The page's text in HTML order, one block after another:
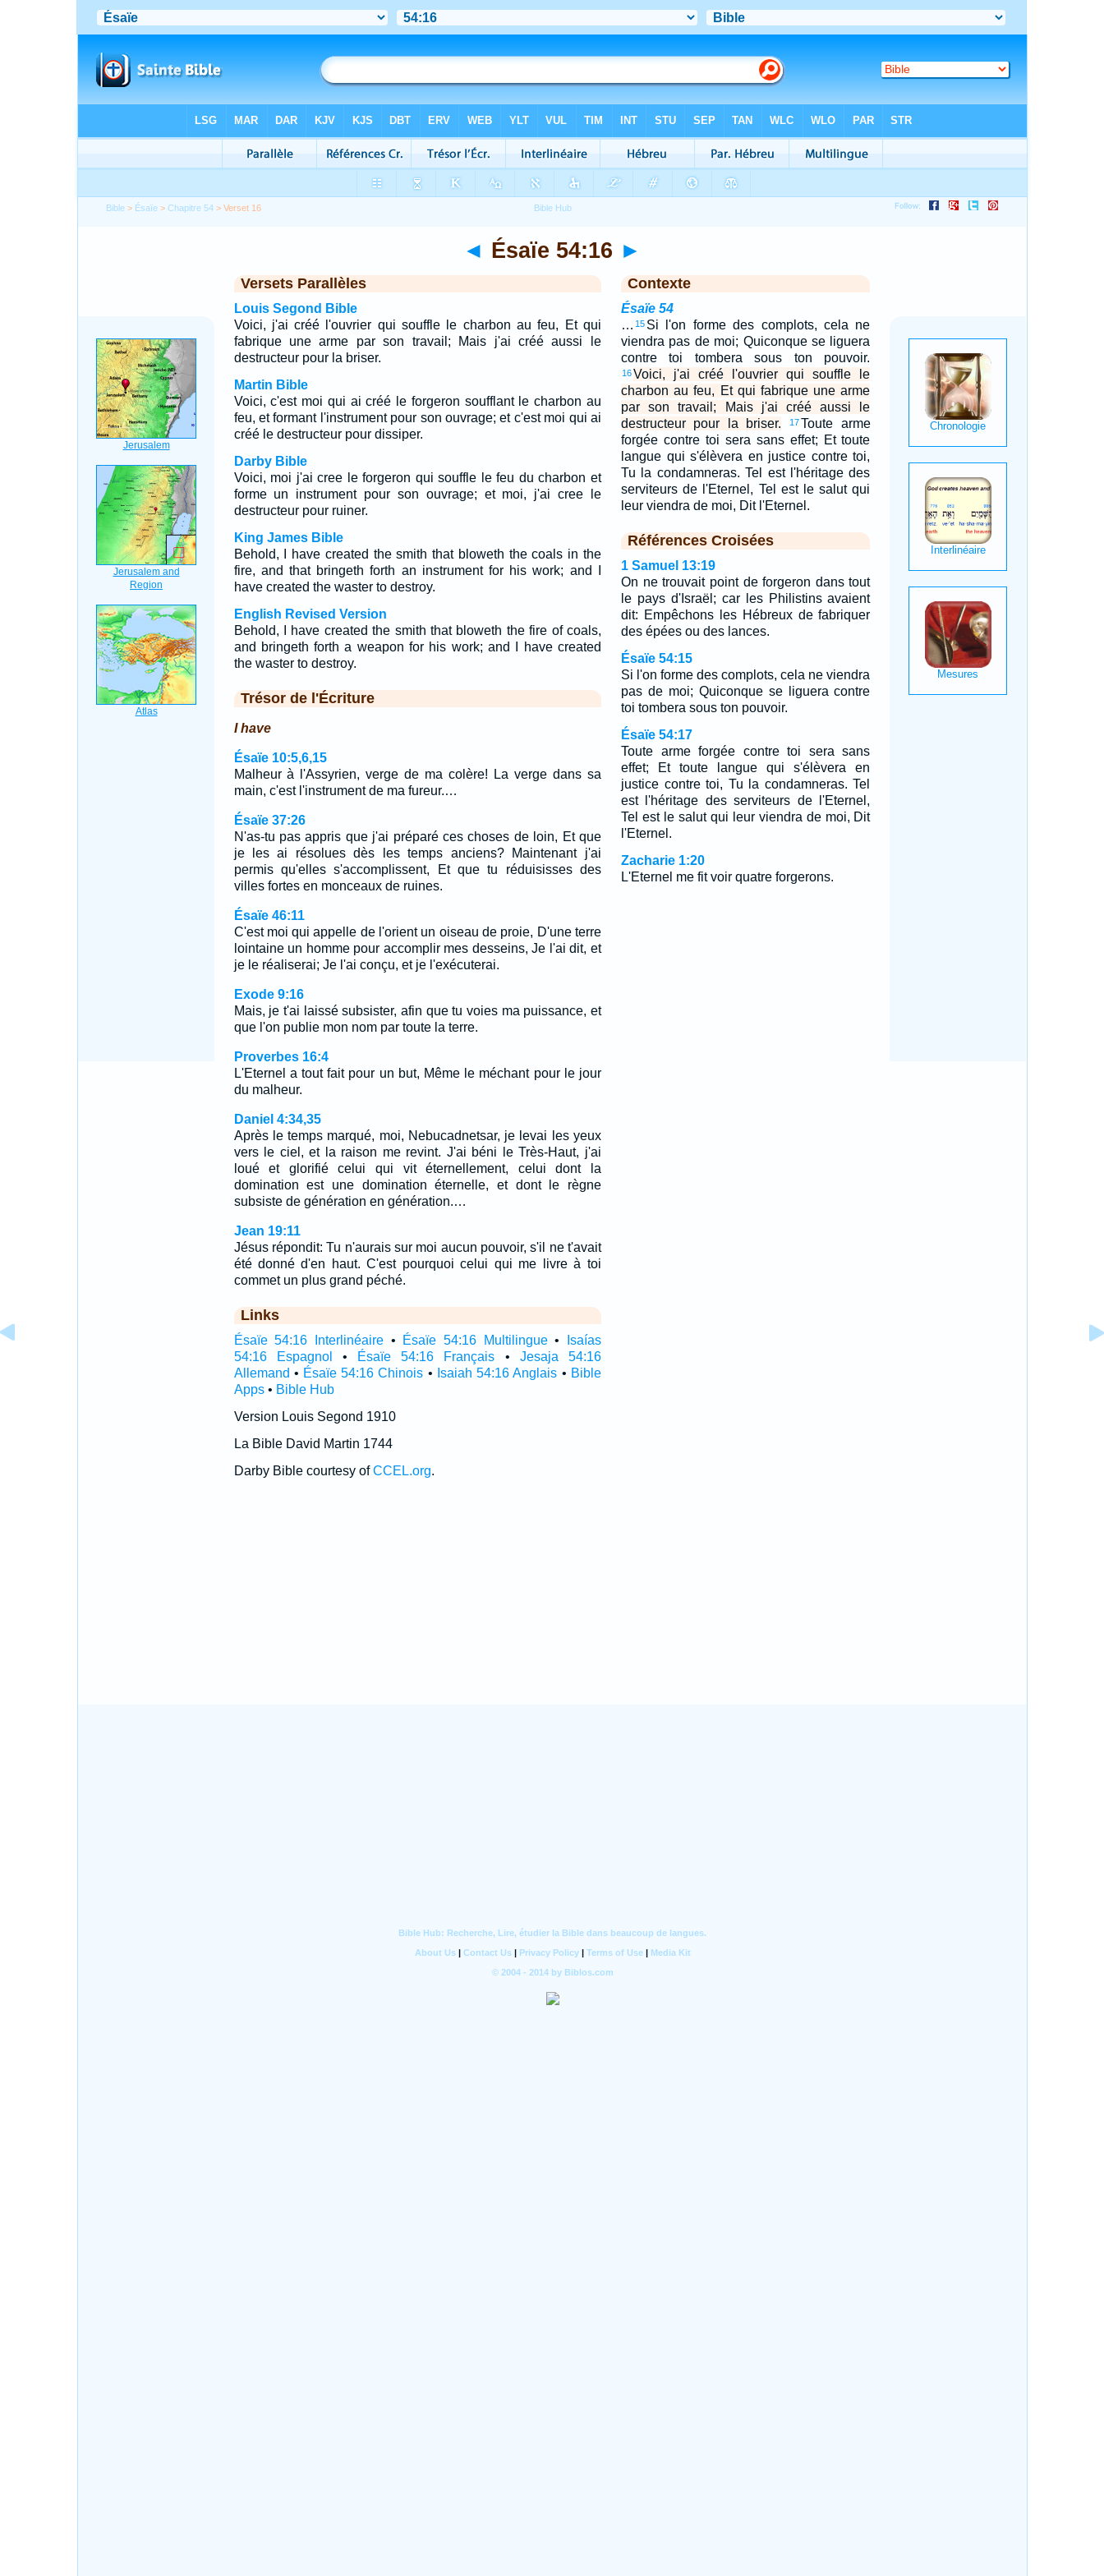
Bible > Ésaïe >Chapitre 54 > Verset 16
◄ Ésaïe 54:16 ►
Versets Parallèles
Louis Segond Bible
Voici, j'ai créé l'ouvrier qui souffle le charbon au feu, Et qui
fabrique une arme par son travail; Mais j'ai créé aussi le
destructeur pour la briser.
Martin Bible
Voici, c'est moi qui ai créé le forgeron soufflant le charbon au
feu, et formant l'instrument pour son ouvrage; et c'est moi qui ai
créé le destructeur pour dissiper.
Darby Bible
Voici, moi j'ai cree le forgeron qui souffle le feu du charbon et
forme un instrument pour son ouvrage; et moi, j'ai cree le
destructeur pour ruiner.
King James Bible
Behold, I have created the smith that bloweth the coals in the
fire, and that bringeth forth an instrument for his work; and I
have created the waster to destroy.
English Revised Version
Behold, I have created the smith that bloweth the fire of coals,
and bringeth forth a weapon for his work; and I have created
the waster to destroy.
Trésor de l'Écriture
I have
Ésaïe 10:5,6,15
Malheur à l'Assyrien, verge de ma colère! La verge dans sa
main, c'est l'instrument de ma fureur.…
Ésaïe 37:26
N'as-tu pas appris que j'ai préparé ces choses de loin, Et que
je les ai résolues dès les temps anciens? Maintenant j'ai
permis qu'elles s'accomplissent, Et que tu réduisisses des
villes fortes en monceaux de ruines.
Ésaïe 46:11
C'est moi qui appelle de l'orient un oiseau de proie, D'une terre
lointaine un homme pour accomplir mes desseins, Je l'ai dit, et
je le réaliserai; Je l'ai conçu, et je l'exécuterai.
Exode 9:16
Mais, je t'ai laissé subsister, afin que tu voies ma puissance, et
que l'on publie mon nom par toute la terre.
Proverbes 16:4
L'Eternel a tout fait pour un but, Même le méchant pour le jour
du malheur.
Daniel 4:34,35
Après le temps marqué, moi, Nebucadnetsar, je levai les yeux
vers le ciel, et la raison me revint. J'ai béni le Très-Haut, j'ai
loué et glorifié celui qui vit éternellement, celui dont la
domination est une domination éternelle, et dont le règne
subsiste de génération en génération.…
Jean 19:11
Jésus répondit: Tu n'aurais sur moi aucun pouvoir, s'il ne t'avait
été donné d'en haut. C'est pourquoi celui qui me livre à toi
commet un plus grand péché.
Links
Ésaïe 54:16 Interlinéaire• Ésaïe 54:16 Multilingue•
Isaías
54:16 Espagnol
• Ésaïe 54:16 Français • Jesaja 54:16
Allemand • Ésaïe 54:16 Chinois • Isaiah 54:16 Anglais • Bible
Apps• Bible Hub
Version Louis Segond 1910
La Bible David Martin 1744
Darby Bible courtesy ofCCEL.org.
Contexte
Ésaïe 54
… 15 Si l'on forme des complots, cela ne
viendra pas de moi; Quiconque se liguera
contre toi tombera sous ton pouvoir.
16Voici, j'ai créé l'ouvrier qui souffle le
charbon au feu, Et qui fabrique une arme
par son travail; Mais j'ai créé aussi le
destructeur pour la briser.
17Toute arme
forgée contre toi sera sans effet; Et toute
langue qui s'élèvera en justice contre toi,
Tu la condamneras. Tel est l'héritage des
serviteurs de l'Eternel, Tel est le salut qui
leur viendra de moi, Dit l'Eternel.
Références Croisées
1 Samuel 13:19
On ne trouvait point de forgeron dans tout
le pays d'Israël; car les Philistins avaient
dit: Empêchons les Hébreux de fabriquer
des épées ou des lances.
Ésaïe 54:15
Si l'on forme des complots, cela ne viendra
pas de moi; Quiconque se liguera contre
toi tombera sous ton pouvoir.
Ésaïe 54:17
Toute arme forgée contre toi sera sans
effet; Et toute langue qui s'élèvera en
justice contre toi, Tu la condamneras. Tel
est l'héritage des serviteurs de l'Eternel,
Tel est le salut qui leur viendra de moi, Dit
l'Eternel.
Zacharie 1:20
L'Eternel me fit voir quatre forgerons.